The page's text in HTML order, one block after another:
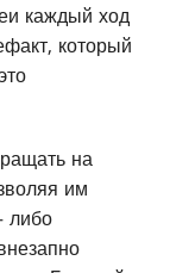
каждый ход
который
на
им
либо